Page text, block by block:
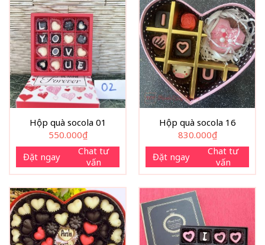
Hộp quà socola 01
550.000₫
Đặt ngay
Chat tư
vấn
Hộp quà socola 16
830.000₫
Đặt ngay
Chat tư
vấn